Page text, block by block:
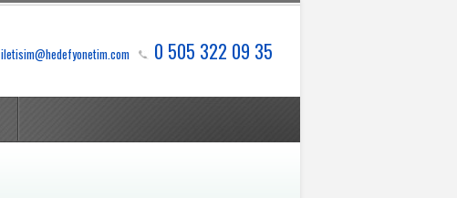
iletisim@hedefyonetim.com 0 505 322 09 35